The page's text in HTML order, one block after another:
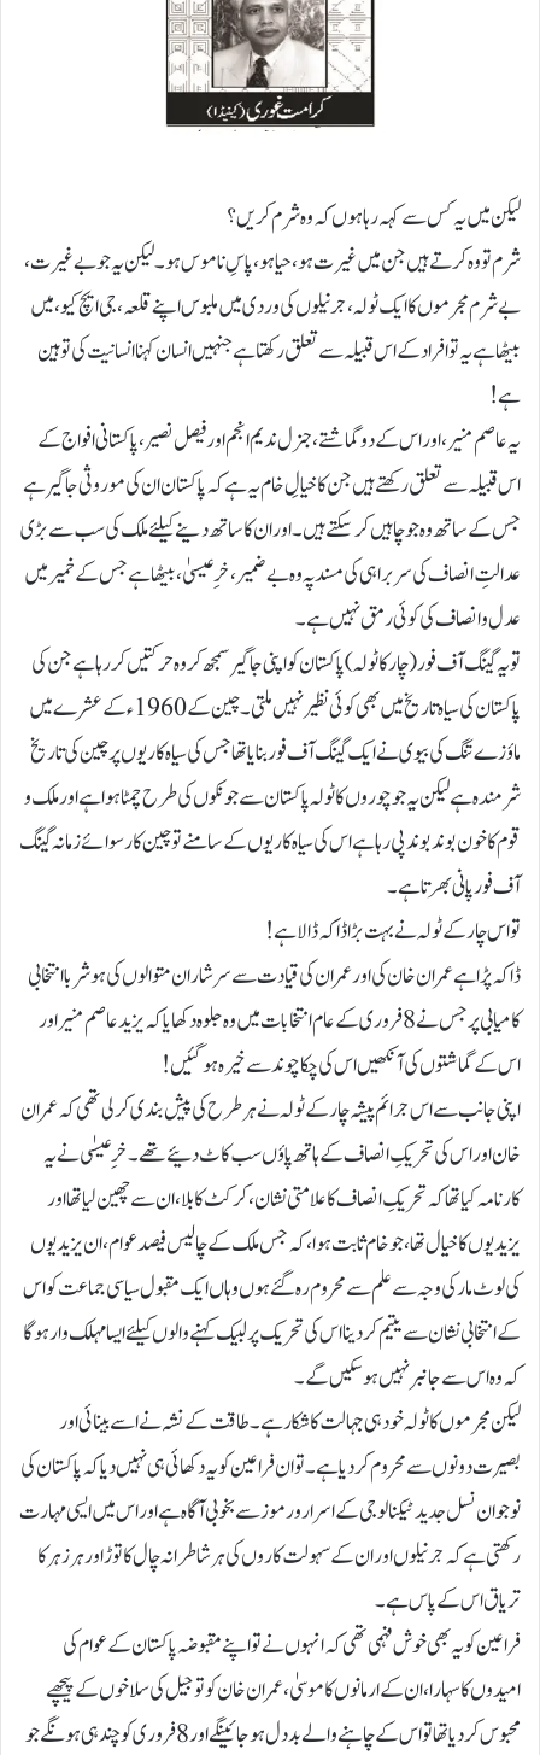
لیکن میں یہ کس سے کہہ رہا ہوں کہ وہ شرم کریں؟
شرم تو وہ کرتے ہیں جن میں غیرت ہو، حیا ہو، پاسِ ناموس ہو۔ لیکن یہ جو بے غیرت،
بے شرم مجرموں کا ایک ٹولہ، جرنیلوں کی وردی میں ملبوس اپنے قلعہ، جی ایچ کیو، میں
بیٹھا ہے یہ تو افراد کے اس قبیلہ سے تعلق رکھتا ہے جنہیں انسان کہنا انسانیت کی توہین
ہے!
یہ عاصم منیر،اور اس کے دو گماشتے، جنرل ندیم انجم اور فیصل نصیر، پاکستانی افواج کے
اس قبیلہ سے تعلق رکھتے ہیں جن کا خیالِ خام یہ ہے کہ پاکستان ان کی موروثی جاگیر ہے
جس کے ساتھ وہ جو چاہیں کرسکتے ہیں۔ اور ان کا ساتھ دینے کیلئے ملک کی سب سے بڑی
عدالتِ انصاف کی سربراہی کی مسند پہ وہ بے ضمیر، خرِ عیسیٰ، بیٹھا ہے جس کے خمیر میں
عدل و انصاف کی کوئی رمق نہیں ہے۔
تو یہ گینگ آف فور (چار کا ٹولہ) پاکستان کو اپنی جاگیر سمجھ کر وہ حرکتیں کررہا ہے جن کی
پاکستان کی سیاہ تاریخ میں بھی کوئی نظیر نہیں ملتی۔ چین کے 1960ء کے عشرے میں
ماؤزے تنگ کی بیوی نے ایک گینگ آف فور بنایا تھا جس کی سیاہ کاریوں پر چین کی تاریخ
شرمندہ ہے لیکن یہ جو چوروں کا ٹولہ پاکستان سے جونکوں کی طرح چمٹا ہوا ہے اور ملک و
قوم کا خون بوند بوند پی رہا ہے اس کی سیاہ کاریوں کے سامنے تو چین کا رسوائے زمانہ گینگ
آف فور پانی بھرتا ہے۔
تو اس چار کے ٹولہ نے بہت بڑا ڈاکہ ڈالا ہے!
ڈاکہ پڑا ہے عمران خان کی اور عمران کی قیادت سے سرشار ان متوالوں کی ہوشربا انتخابی
کامیابی پر جس نے 8 فروری کے عام انتخابات میں وہ جلوہ دکھایا کہ یزید عاصم منیر اور
اس کے گماشتوں کی آنکھیں اس کی چکا چوند سے خیرہ ہوگئیں!
اپنی جانب سے اس جرائم پیشہ چار کے ٹولہ نے ہر طرح کی پیش بندی کرلی تھی کہ عمران
خان اور اس کی تحریکِ انصاف کے ہاتھ پاؤں سب کاٹ دئیے تھے۔ خرِ عیسٰی نے یہ
کارنامہ کیا تھا کہ تحریکِ انصاف کا علامتی نشان، کرکٹ کا بلا، ان سے چھین لیا تھا اور
یزیدیوں کا خیال تھا، جو خام ثابت ہوا، کہ جس ملک کے چالیس فیصد عوام، ان یزیدیوں
کی لوٹ مار کی وجہ سے علم سے محروم رہ گئے ہوں وہاں ایک مقبول سیاسی جماعت کو اس
کے انتخابی نشان سے یتیم کردینا اس کی تحریک پر لبیک کہنے والوں کیلئے ایسا مہلک وار ہوگا
کہ وہ اس سے جانبر نہیں ہوسکیں گے۔
لیکن مجرموں کا ٹولہ خود ہی جہالت کا شکار ہے۔ طاقت کے نشہ نے اسے بینائی اور
بصیرت دونوں سے محروم کردیا ہے۔ تو ان فراعین کو یہ دکھائی ہی نہیں دیا کہ پاکستان کی
نوجوان نسل جدید ٹیکنالوجی کے اسرار و رموز سے بخوبی آگاہ ہے اور اس میں ایسی مہارت
رکھتی ہے کہ جرنیلوں اور ان کے سہولت کاروں کی ہر شاطرانہ چال کا توڑ اور ہر زہر کا
تریاق اس کے پاس ہے۔
فراعین کو یہ بھی خوش فہمی تھی کہ انہوں نے تو اپنے مقبوضہ پاکستان کے عوام کی
امیدوں کا سہارا، ان کے ارمانوں کا موسیٰ، عمران خان کو تو جیل کی سلاخوں کے پیچھے
محبوس کردیا تھا تو اس کے چاہنے والے بد دل ہوجائینگے اور 8 فروری کو چند ہی ہونگے جو